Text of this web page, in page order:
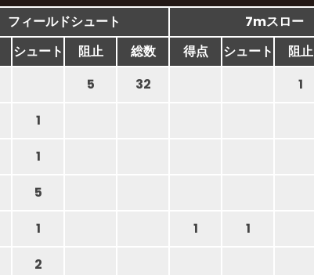
フィールドシュート
7mスロー
シュート 阻止 総数 得点 シュート 阻止
5 32 1
1
1
5
1 1
1
2